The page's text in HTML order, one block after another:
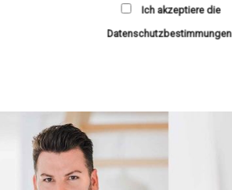
Ich akzeptiere die
Datenschutzbestimmungen